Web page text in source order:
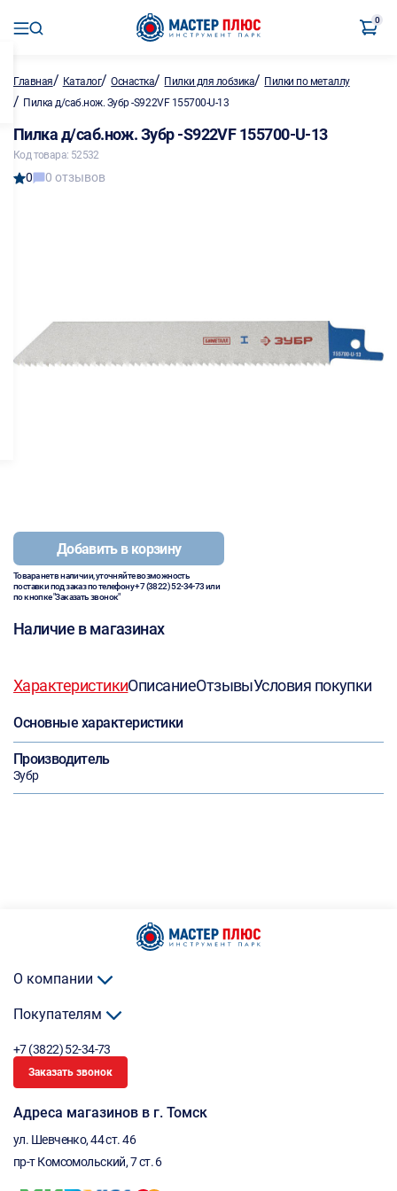
0
Главная/ Каталог/Оснастка/ Пилки для лобзика/ Пилки по металлу
/ Пилка д/саб.нож. Зубр -S922VF 155700-U-13
Пилка д/саб.нож. Зубр -S922VF 155700-U-13
Код товара: 52532
0 0 отзывов
Добавить в корзину
Товара нет в наличии, уточняйте возможность
поставки под заказ по телефону+7 (3822) 52-34-73или
по кнопке "Заказать звонок"
Наличие в магазинах
ХарактеристикиОписаниеОтзывыУсловия покупки
Основные характеристики
Производитель
Зубр
О компании
Покупателям
+7 (3822) 52-34-73
Заказать звонок
Адреса магазинов в г. Томск
ул. Шевченко, 44 ст. 46
пр-т Комсомольский, 7 ст. 6